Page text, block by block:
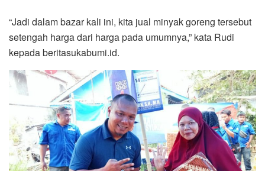
“Jadi dalam bazar kali ini, kita jual minyak goreng tersebut
setengah harga dari harga pada umumnya,” kata Rudi
kepada beritasukabumi.id.